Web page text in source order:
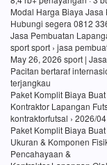
Modal Harga Biaya
Hubungi segera 0812
Jasa Pembuatan
sport sport › jasa
May 26, 2026 sport |
Pacitan bertaraf
terjangkau
Paket Komplit Biaya
Kontraktor Lapangan
kontraktorfutsal › 2026/
Paket Komplit Biaya
Ukuran & Komponen
Pencahayaan &